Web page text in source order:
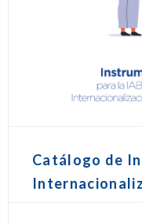
Catálogo de